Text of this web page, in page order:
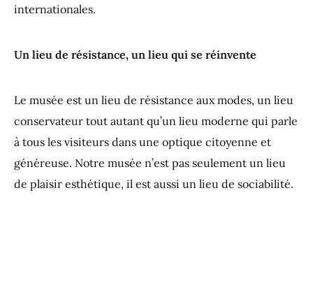
internationales.
Un lieu de résistance, un lieu qui se réinvente
Le musée est un lieu de résistance aux modes, un lieu
conservateur tout autant qu’un lieu moderne qui parle
à tous les visiteurs dans une optique citoyenne et
généreuse. Notre musée n’est pas seulement un lieu
de plaisir esthétique, il est aussi un lieu de sociabilité.